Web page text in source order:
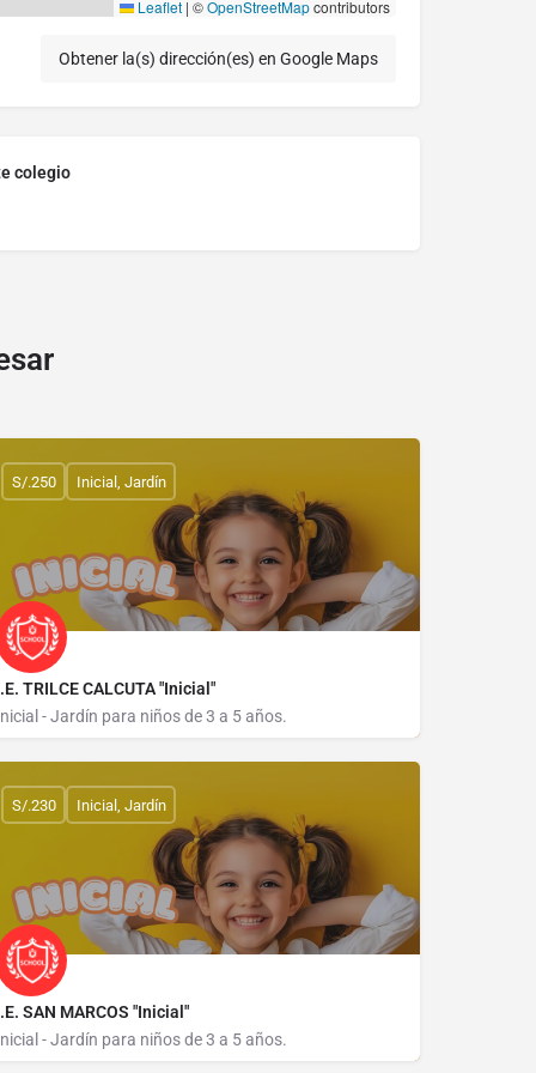
Leaflet | ©OpenStreetMapcontributors
Obtener la(s) dirección(es) en Google Maps
colegio
TRILCE CALCUTA "Inicial"
- Jardín para niños de 3 a 5 años.
S/.250 Inicial, Jardín
SAN MARCOS "Inicial"
- Jardín para niños de 3 a 5 años.
S/.230 Inicial, Jardín